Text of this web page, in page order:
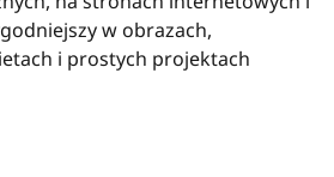
w obrazach,
i prostych projektach